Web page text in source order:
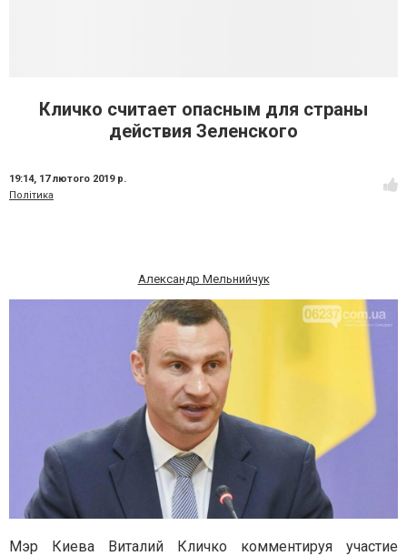
Кличко считает опасным для страны
действия Зеленского
19:14, 17 лютого 2019 р.
Політика
Александр Мельнийчук
Мэр Киева Виталий Кличко комментируя участие